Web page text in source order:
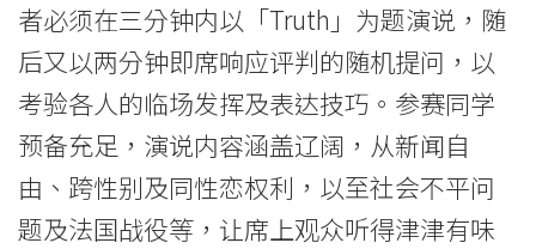
学
院
消
息
者必须在三分钟内以「Truth」为题演说，随
后又以两分钟即席响应评判的随机提问，以
考验各人的临场发挥及表达技巧。参赛同学
预备充足，演说内容涵盖辽阔，从新闻自
由、跨性别及同性恋权利，以至社会不平问
题及法国战役等，让席上观众听得津津有味